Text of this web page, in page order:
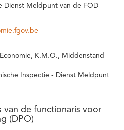
Dienst Meldpunt van de FOD
K.M.O., Middenstand
Inspectie - Dienst Meldpunt
van de functionaris voor
(DPO)